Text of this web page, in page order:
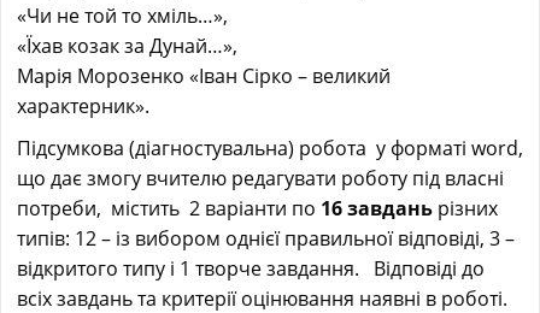
«Чи не той то хміль…»,
«Їхав козак за Дунай…»,
Марія Морозенко «Іван Сірко – великий
характерник».
Підсумкова (діагностувальна) робота у форматі word,
що дає змогу вчителю редагувати роботу під власні
потреби, містить 2 варіанти по 16 завдань різних
типів: 12 – із вибором однієї правильної відповіді, 3 –
відкритого типу і 1 творче завдання. Відповіді до
всіх завдань та критерії оцінювання наявні в роботі.